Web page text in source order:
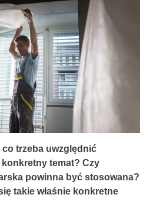
co trzeba uwzględnić
konkretny temat? Czy
powinna być stosowana?
takie właśnie konkretne